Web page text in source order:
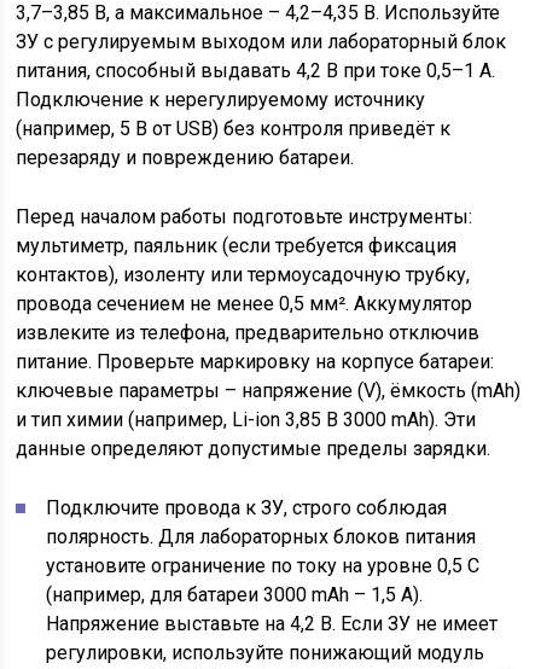
3,7–3,85 В, а максимальное – 4,2–4,35 В. Используйте
ЗУ с регулируемым выходом или лабораторный блок
питания, способный выдавать 4,2 В при токе 0,5–1 А.
Подключение к нерегулируемому источнику
(например, 5 В от USB) без контроля приведёт к
перезаряду и повреждению батареи.
Перед началом работы подготовьте инструменты:
мультиметр, паяльник (если требуется фиксация
контактов), изоленту или термоусадочную трубку,
провода сечением не менее 0,5 мм². Аккумулятор
извлеките из телефона, предварительно отключив
питание. Проверьте маркировку на корпусе батареи:
ключевые параметры – напряжение (V), ёмкость (mAh)
и тип химии (например, Li-ion 3,85 В 3000 mAh). Эти
данные определяют допустимые пределы зарядки.
Подключите провода к ЗУ, строго соблюдая
полярность. Для лабораторных блоков питания
установите ограничение по току на уровне 0,5 C
(например, для батареи 3000 mAh – 1,5 А).
Напряжение выставьте на 4,2 В. Если ЗУ не имеет
регулировки, используйте понижающий модуль